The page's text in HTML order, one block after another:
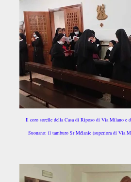
Il coro sorelle della Casa di Riposo di Via Milano e
Suonano: il tamburo Sr Mélanie (superiora di Via